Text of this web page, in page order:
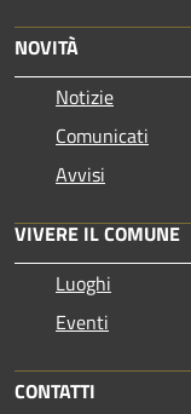
NOVITÀ
Notizie
Comunicati
Avvisi
VIVERE IL COMUNE
Luoghi
Eventi
CONTATTI